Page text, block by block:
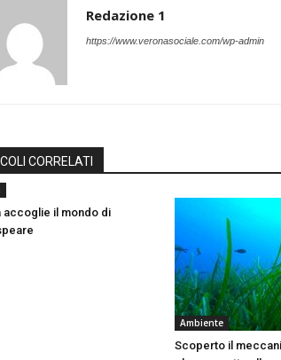
Redazione 1
https://www.veronasociale.com/wp-admin
CORRELATI
accoglie il mondo di
Ambiente
Scoperto il